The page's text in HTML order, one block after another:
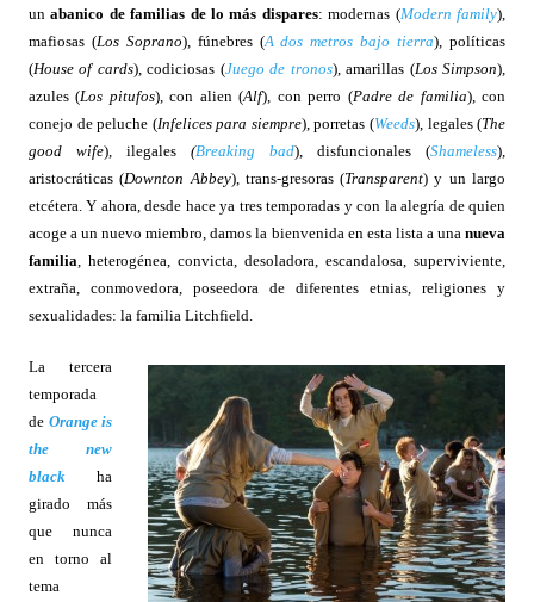
unabanico de familias de lo más dispares: modernas (Modern family),
mafiosas (Los Soprano), fúnebres (A dos metros bajo tierra), políticas
(House of cards), codiciosas (Juego de tronos), amarillas (LosSimpson),
azules (Los pitufos), con alien (Alf), con perro (Padre de familia), con
conejo de peluche (Infelices para siempre), porretas (Weeds), legales (The
good wife), ilegales (Breaking bad), disfuncionales (Shameless),
aristocráticas (Downton Abbey), trans-gresoras (Transparent) y un largo
etcétera. Y ahora, desde hace ya tres temporadas y con la alegría de quien
acoge a un nuevo miembro, damos la bienvenida en esta lista a unanueva
familia , heterogénea, convicta, desoladora, escandalosa, superviviente,
extraña, conmovedora, poseedora de diferentes etnias, religiones y
sexualidades: la familia Litchfield.
La tercera
temporada
de Orange is
the new
blackha
girado más
que nunca
en torno al
tema